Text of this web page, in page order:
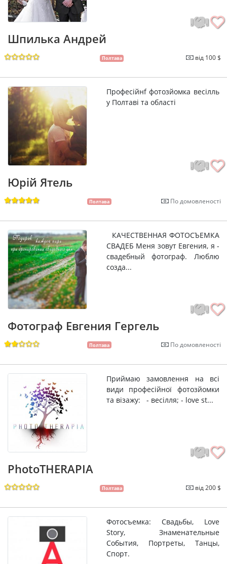
Шпилька Андрей
Полтава від 100 $
Професійнf фотозйомка весілль
у Полтаві та області
Юрій Ятель
Полтава По домовленості
КАЧЕСТВЕННАЯ ФОТОСЪЕМКА
СВАДЕБ Меня зовут Евгения, я -
свадебный фотограф. Люблю
созда...
Фотограф Евгения Гергель
Полтава По домовленості
Приймаю замовлення на всі
види професійної фотозйомки
та візажу: - весілля; - love st...
PhotoTHERAPIA
Полтава від 200 $
Фотосъемка: Cвадьбы, Love
Story, Знаменательные
События, Портреты, Танцы,
Спорт.